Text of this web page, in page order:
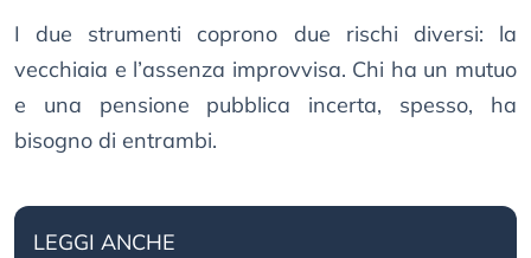
I due strumenti coprono due rischi diversi: la
vecchiaia e l’assenza improvvisa. Chi ha un mutuo
e una pensione pubblica incerta, spesso, ha
bisogno di entrambi.
LEGGI ANCHE